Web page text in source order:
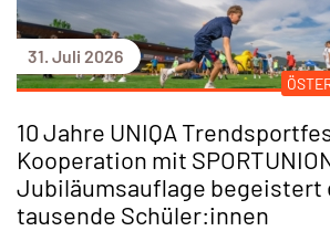
31. Juli 2026
10 Jahre UNIQA
Kooperation mit
Jubiläumsauflage begeistert
tausende Schüler:innen